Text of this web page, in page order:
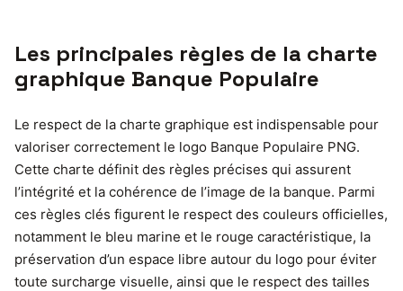
Les principales règles de la charte
graphique Banque Populaire
Le respect de la charte graphique est indispensable pour
valoriser correctement le logo Banque Populaire PNG.
Cette charte définit des règles précises qui assurent
l’intégrité et la cohérence de l’image de la banque. Parmi
ces règles clés figurent le respect des couleurs officielles,
notamment le bleu marine et le rouge caractéristique, la
préservation d’un espace libre autour du logo pour éviter
toute surcharge visuelle, ainsi que le respect des tailles